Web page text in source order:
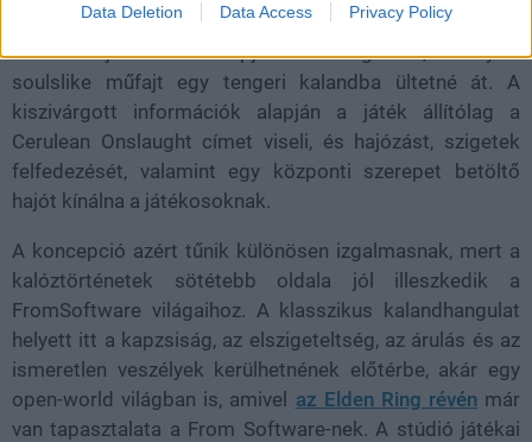
Data Deletion Data Access Privacy Policy
A legfrissebb pletykák szerint a FromSoftware egy
kalóztémájú akció-szerepjátékon dolgozhat, amely a
soulslike műfajt egy tengeri kalandba ültetné át. A
kiszivárgott információk alapján a játék állítólag a
Cerulean Onslaught címet viseli, és hajózást, szigetek
felfedezését, valamint egy központi szerepet betöltő
hajót kínálna a játékosoknak.
A koncepció azért tűnik különösen izgalmasnak, mert a
kalóztörténetek sötétebb oldala jól illeszkedik a
FromSoftware világaihoz. A klasszikus kalandhangulat
helyett itt a kapzsiság, az elszigeteltség, az árulás és az
ismeretlen veszélyek kerülhetnének előtérbe, akár egy
open-world világban is, amivel az Elden Ring révénmár
van tapasztalata a From Software-nek. A stúdió játékai